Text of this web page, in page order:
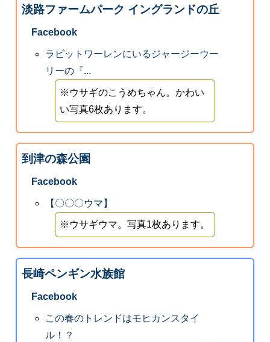
淡路ファームパーク イングランドの丘
Facebook
ラビットワーレンにいるジャージーウー
リーの『...
※ウサギのこうめちゃん。かわい
い写真6枚あります。
到津の森公園
Facebook
【〇〇〇ウマ】
※ウサギウマ。写真1枚あります。
長崎ペンギン水族館
Facebook
この春のトレンドはモヒカンスタイ
ル！？